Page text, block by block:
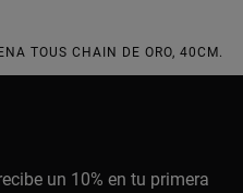
TOUS CHAIN DE ORO, 40CM.
un 10% en tu primera